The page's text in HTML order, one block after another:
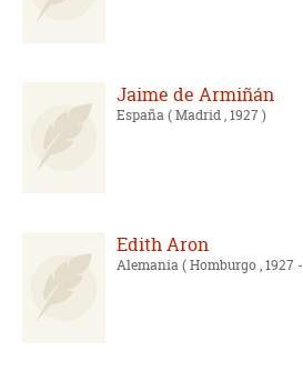
Jaime de Armiñán
España( Madrid , 1927 )
Edith Aron
Alemania( Homburgo , 1927